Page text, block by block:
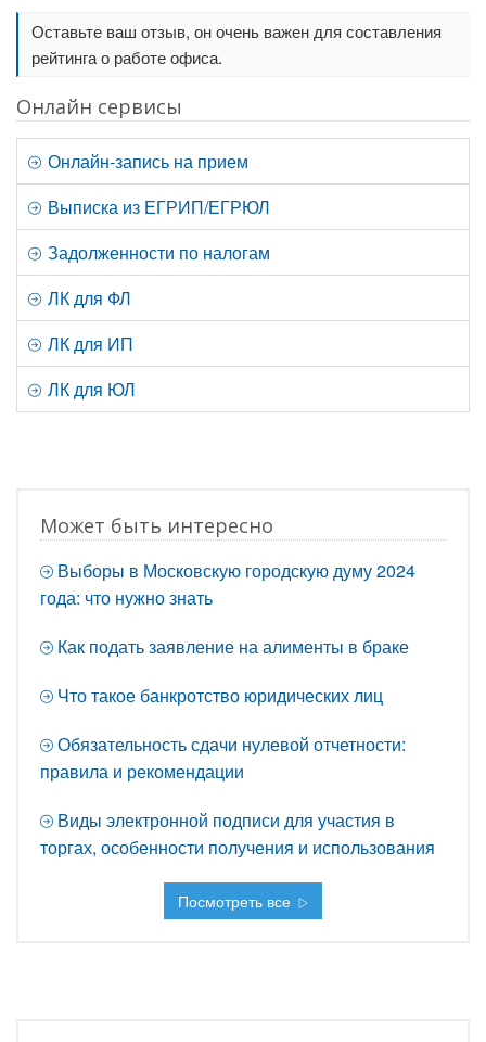
Оставьте ваш отзыв, он очень важен для составления
рейтинга о работе офиса.
Онлайн сервисы
Онлайн-запись на прием
Выписка из ЕГРИП/ЕГРЮЛ
Задолженности по налогам
ЛК для ФЛ
ЛК для ИП
ЛК для ЮЛ
Может быть интересно
Выборы в Московскую городскую думу 2024
года: что нужно знать
Как подать заявление на алименты в браке
Что такое банкротство юридических лиц
Обязательность сдачи нулевой отчетности:
правила и рекомендации
Виды электронной подписи для участия в
торгах, особенности получения и использования
Посмотреть все